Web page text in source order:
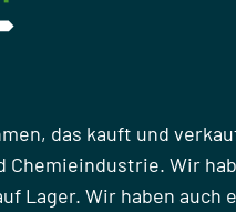
das kauft und
Chemieindustrie. Wir
Lager. Wir haben auch